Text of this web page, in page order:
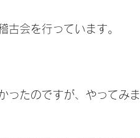
古会を行っています。
ったのですが、やってみま